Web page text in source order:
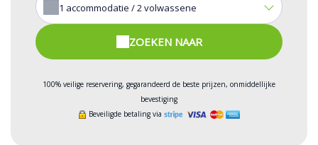
1 accommodatie /2 volwassene
ZOEKEN NAAR
100% veilige reservering, gegarandeerd de beste prijzen, onmiddellijke
bevestiging
Beveiligde betaling via